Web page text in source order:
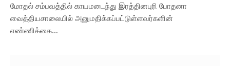
மோதல் சம்பவத்தில் காயமடைந்து இரத்தினபுரி போதனா
வைத்தியசாலையில் அனுமதிக்கப்பட்டுள்ளவர்களின்
எண்ணிக்கை…